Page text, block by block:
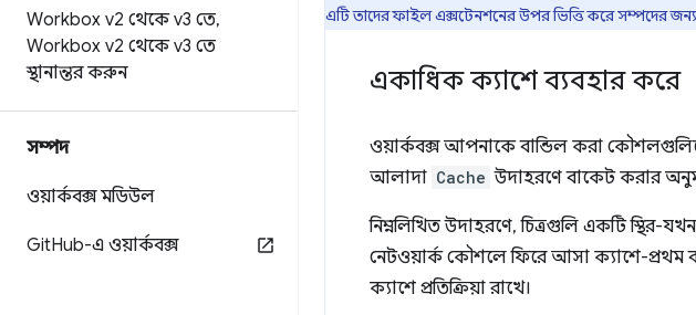
Workbox v2 থেকে v3 তে,
Workbox v2 থেকে v3 তে
স্থানান্তর করুন
সম্পদ
ওয়ার্কবক্স মডিউল
GitHub-এ ওয়ার্কবক্স
এটি তাদের ফাইল এক্সটেনশনের উপর ভিত্তি করে সম্পদের
একাধিক ক্যাশে ব্যবহার করে
ওয়ার্কবক্স আপনাকে বান্ডিল করা
আলাদা Cache উদাহরণে বাকেট করার
নিম্নলিখিত উদাহরণে, চিত্রগুলি একটি
নেটওয়ার্ক কৌশলে ফিরে আসা ক্যাশে-প্রথম
ক্যাশে প্রতিক্রিয়া রাখে।